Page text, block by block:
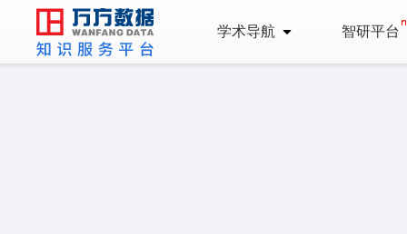
学术导航 智研平台